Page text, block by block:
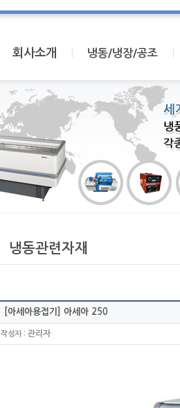
회사소개 냉동/냉장/공조
냉동관련자재
[아세아용접기] 아세아 250
작성자: 관리자